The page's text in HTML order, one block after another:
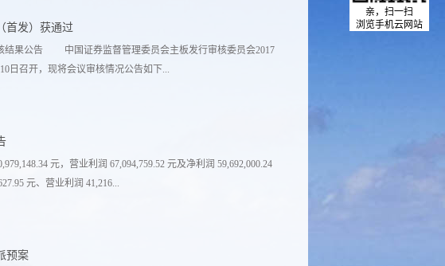
首发）获通过
结果公告 中国证券监督管理委员会主板发行审核委员会2017
日召开，现将会议审核情况公告如下...
获通过。 （三）天圣制药集团股份有限公司（首发）获通
有限公司（首发）获通过。 链接：
201704/t20170410_314920.htm
元，营业利润 67,094,759.52 元及净利润 59,692,000.24
元、营业利润 41,216...
同期的 0.73 元提高了 0.47 元，增长了 64.38%；扣除非经常损益后
预案
亲，扫一扫
浏览手机云网站